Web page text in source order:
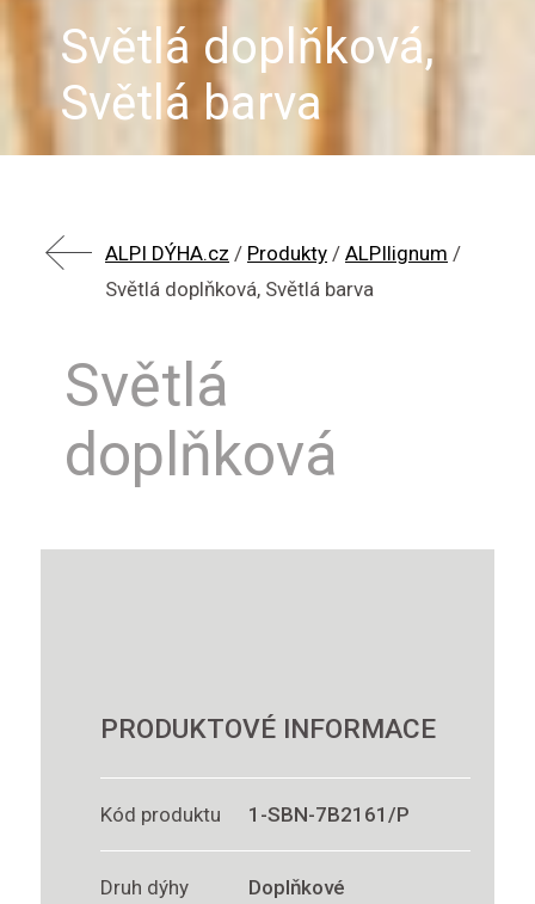
Světlá doplňková,
Světlá barva
ALPI DÝHA.cz / Produkty / ALPIlignum /
Světlá doplňková, Světlá barva
Světlá
doplňková
PRODUKTOVÉ INFORMACE
Kód produktu 1-SBN-7B2161/P
Druh dýhy Doplňkové